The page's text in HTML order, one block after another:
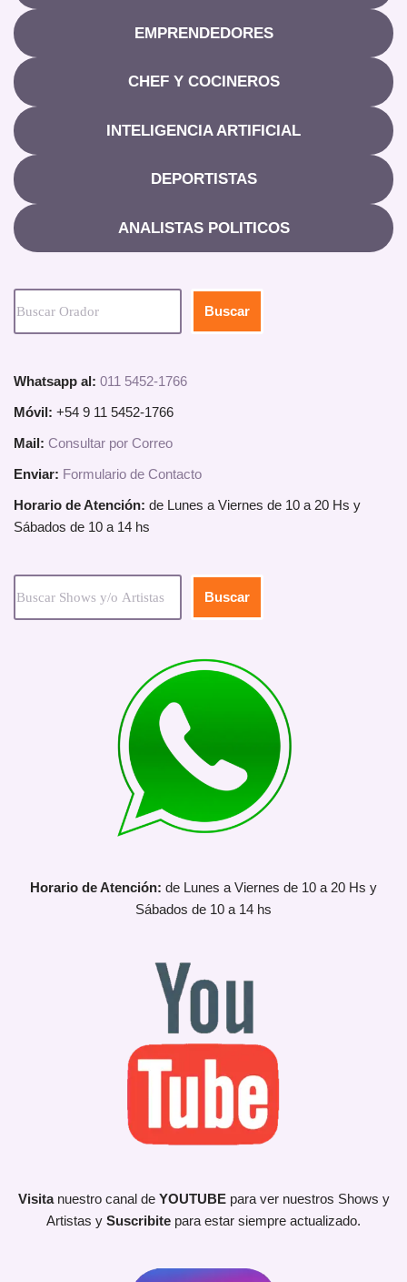
EMPRENDEDORES
CHEF Y COCINEROS
INTELIGENCIA ARTIFICIAL
DEPORTISTAS
ANALISTAS POLITICOS
Buscar
Whatsapp al: 011 5452-1766
Móvil: +54 9 11 5452-1766
Mail: Consultar por Correo
Enviar: Formulario de Contacto
Horario de Atención: de Lunes a Viernes de 10 a 20 Hs y
Sábados de 10 a 14 hs
Buscar
Horario de Atención: de Lunes a Viernes de 10 a 20 Hs y
Sábados de 10 a 14 hs
Visita nuestro canal de YOUTUBEpara ver nuestros Shows y
Artistas y Suscribite para estar siempre actualizado.